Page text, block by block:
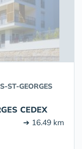
ST-GEORGES
CEDEX
➔ 16.49 km